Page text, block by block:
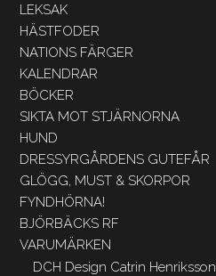
LEKSAK
HÄSTFODER
NATIONS FÄRGER
KALENDRAR
BÖCKER
SIKTA MOT STJÄRNORNA
HUND
DRESSYRGÅRDENS GUTEFÅR
GLÖGG, MUST & SKORPOR
FYNDHÖRNA!
BJÖRBÄCKS RF
VARUMÄRKEN
DCH Design Catrin Henriksson